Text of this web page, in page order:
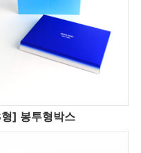
] 봉투형박스